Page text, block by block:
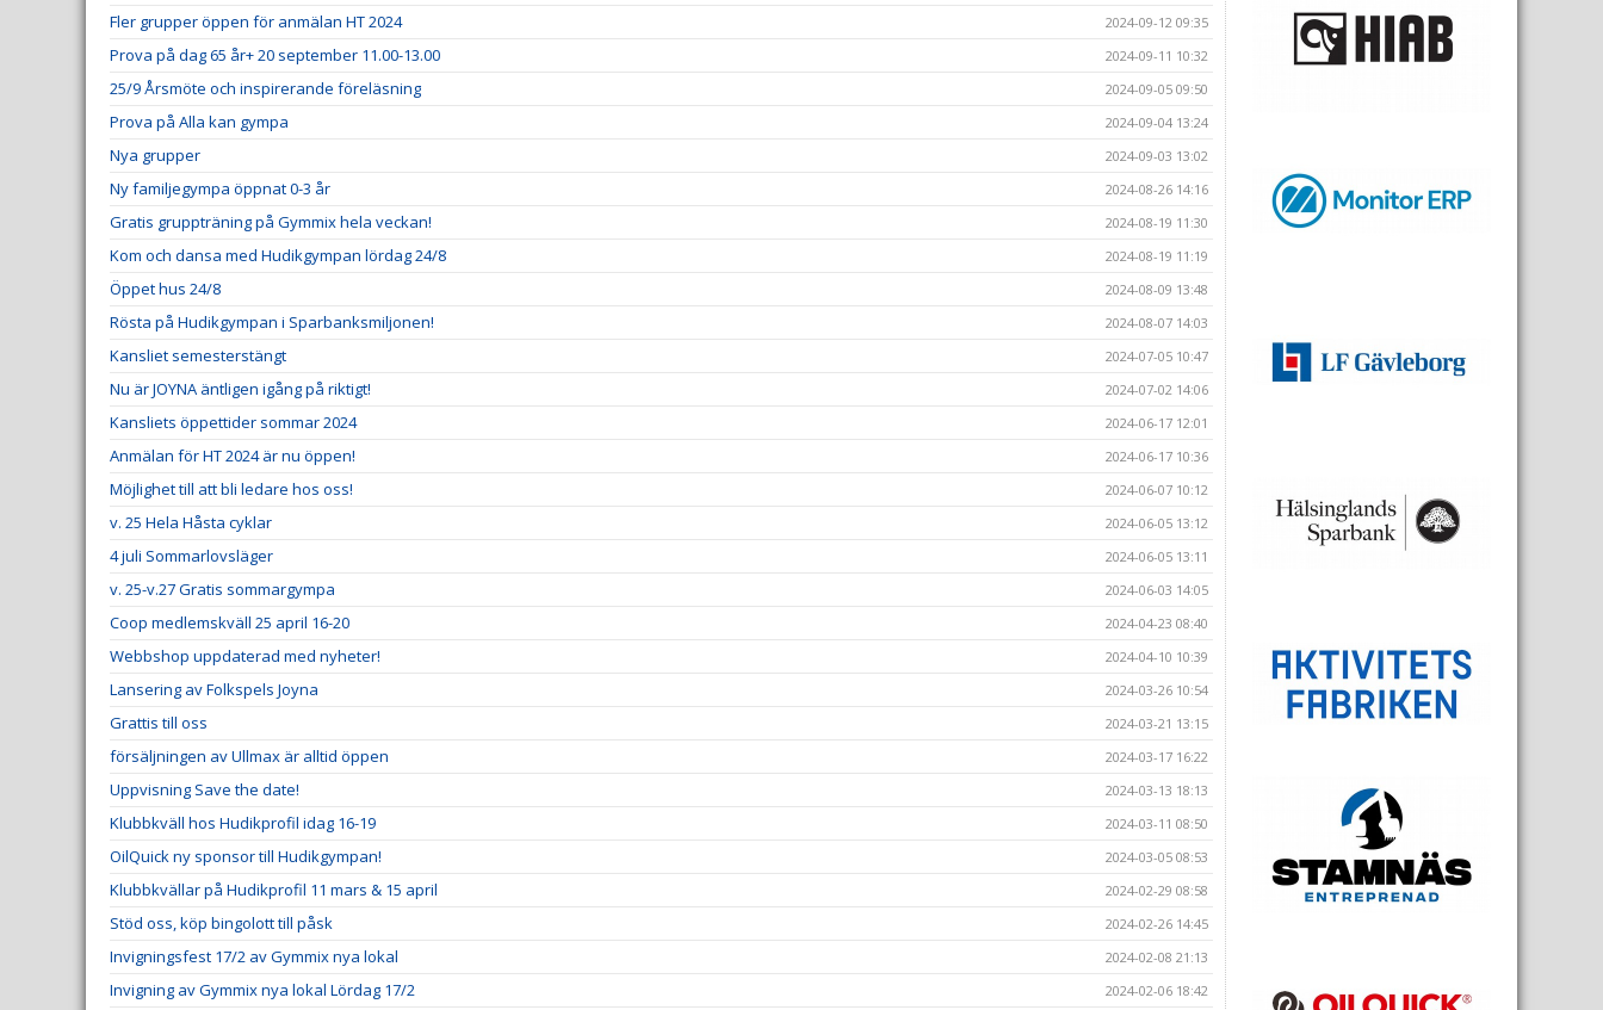
Fler grupper öppen för anmälan HT 2024 2024-09-12 09:35
Prova på dag 65 år+ 20 september 11.00-13.00 2024-09-11 10:32
25/9 Årsmöte och inspirerande föreläsning 2024-09-05 09:50
Prova på Alla kan gympa 2024-09-04 13:24
Nya grupper 2024-09-03 13:02
Ny familjegympa öppnat 0-3 år 2024-08-26 14:16
Gratis gruppträning på Gymmix hela veckan! 2024-08-19 11:30
Kom och dansa med Hudikgympan lördag 24/8 2024-08-19 11:19
Öppet hus 24/8 2024-08-09 13:48
Rösta på Hudikgympan i Sparbanksmiljonen! 2024-08-07 14:03
Kansliet semesterstängt 2024-07-05 10:47
Nu är JOYNA äntligen igång på riktigt! 2024-07-02 14:06
Kansliets öppettider sommar 2024 2024-06-17 12:01
Anmälan för HT 2024 är nu öppen! 2024-06-17 10:36
Möjlighet till att bli ledare hos oss! 2024-06-07 10:12
v. 25 Hela Håsta cyklar 2024-06-05 13:12
4 juli Sommarlovsläger 2024-06-05 13:11
v. 25-v.27 Gratis sommargympa 2024-06-03 14:05
Coop medlemskväll 25 april 16-20 2024-04-23 08:40
Webbshop uppdaterad med nyheter! 2024-04-10 10:39
Lansering av Folkspels Joyna 2024-03-26 10:54
Grattis till oss 2024-03-21 13:15
försäljningen av Ullmax är alltid öppen 2024-03-17 16:22
Uppvisning Save the date! 2024-03-13 18:13
Klubbkväll hos Hudikprofil idag 16-19 2024-03-11 08:50
OilQuick ny sponsor till Hudikgympan! 2024-03-05 08:53
Klubbkvällar på Hudikprofil 11 mars & 15 april 2024-02-29 08:58
Stöd oss, köp bingolott till påsk 2024-02-26 14:45
Invigningsfest 17/2 av Gymmix nya lokal 2024-02-08 21:13
Invigning av Gymmix nya lokal Lördag 17/2 2024-02-06 18:42